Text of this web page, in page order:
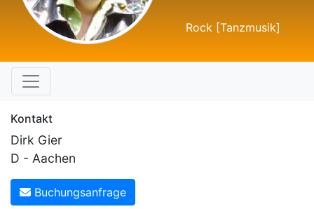
Rock [Tanzmusik]
Kontakt
Dirk Gier
D - Aachen
Buchungsanfrage